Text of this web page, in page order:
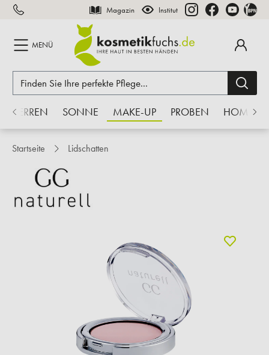
springen Magazin Institut
MENÜ
HERREN SONNE MAKE-UP PROBEN HOME
Startseite Lidschatten